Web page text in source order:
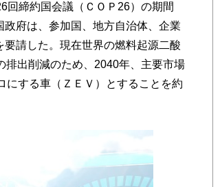
締約国会議（ＣＯＰ26）の期間
府は、参加国、地方自治体、企業
請した。現在世界の燃料起源二酸
排出削減のため、2040年、主要市場
にする車（ＺＥＶ）とすることを約